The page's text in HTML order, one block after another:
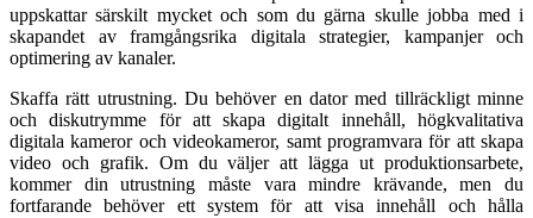
uppskattar särskilt mycket och som du gärna skulle jobba med i
skapandet av framgångsrika digitala strategier, kampanjer och
optimering av kanaler.
Skaffa rätt utrustning. Du behöver en dator med tillräckligt minne
och diskutrymme för att skapa digitalt innehåll, högkvalitativa
digitala kameror och videokameror, samt programvara för att skapa
video och grafik. Om du väljer att lägga ut produktionsarbete,
kommer din utrustning måste vara mindre krävande, men du
fortfarande behöver ett system för att visa innehåll och hålla